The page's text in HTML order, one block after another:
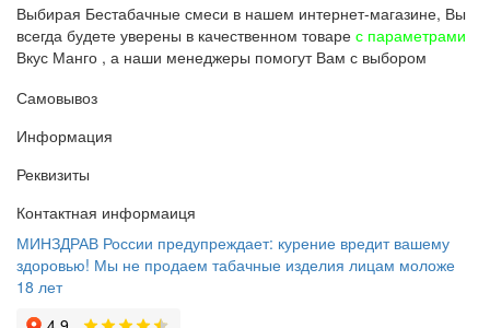
Выбирая Бестабачные смеси в нашем интернет-магазине, Вы
всегда будете уверены в качественном товаре с параметрами
Вкус Манго , а наши менеджеры помогут Вам с выбором
Самовывоз
Информация
Реквизиты
Контактная информаиця
МИНЗДРАВ России предупреждает: курение вредит вашему
здоровью! Мы не продаем табачные изделия лицам моложе
18 лет